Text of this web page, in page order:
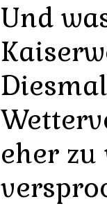
Und
eher